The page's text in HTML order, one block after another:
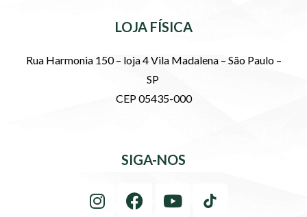
LOJA FÍSICA
Rua Harmonia 150 – loja 4 Vila Madalena – São Paulo –
SP
CEP 05435-000
SIGA-NOS